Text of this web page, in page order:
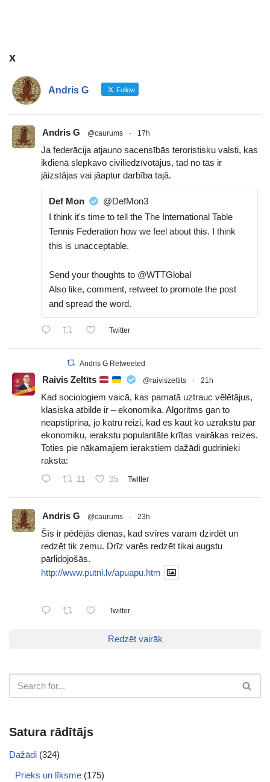
x
Andris G Follow
Andris G @caurums · 17h
Ja federācija atjauno sacensībās teroristisku valsti, kas
ikdienā slepkavo civiliedzīvotājus, tad no tās ir
jāizstājas vai jāaptur darbība tajā.
Def Mon
@DefMon3
I think it's time to tell the The International Table
Tennis Federation how we feel about this. I think
this is unacceptable.
Send your thoughts to @WTTGlobal
Also like, comment, retweet to promote the post
and spread the word.
Twitter
Andris G Retweeted
Raivis Zeltīts @raiviszeltits · 21h
Kad sociologiem vaicā, kas pamatā uztrauc vēlētājus,
klasiska atbilde ir – ekonomika. Algoritms gan to
neapstiprina, jo katru reizi, kad es kaut ko uzrakstu par
ekonomiku, ierakstu popularitāte krītas vairākas reizes.
Toties pie nākamajiem ierakstiem dažādi gudrinieki
raksta:
11 35 Twitter
Andris G @caurums · 23h
Šīs ir pēdējās dienas, kad svīres varam dzirdēt un
redzēt tik zemu. Drīz varēs redzēt tikai augstu
pārlidojošās.
http://www.putni.lv/apuapu.htm
Twitter
Redzēt vairāk
Satura rādītājs
Dažādi (324)
Prieks un līksme (175)